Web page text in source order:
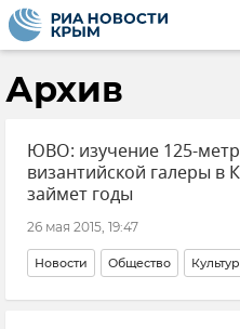
Архив
ЮВО: изучение 125-
византийской галеры в
займет годы
26 мая 2015, 19:47
Новости Общество